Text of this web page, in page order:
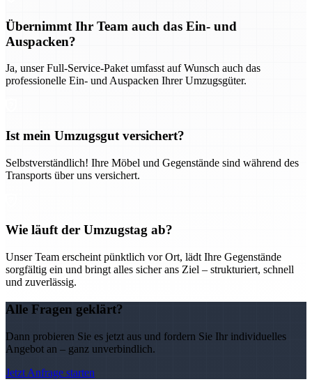
Übernimmt Ihr Team auch das Ein- und
Auspacken?
Ja, unser Full-Service-Paket umfasst auf Wunsch auch das
professionelle Ein- und Auspacken Ihrer Umzugsgüter.
Ist mein Umzugsgut versichert?
Selbstverständlich! Ihre Möbel und Gegenstände sind während des
Transports über uns versichert.
Wie läuft der Umzugstag ab?
Unser Team erscheint pünktlich vor Ort, lädt Ihre Gegenstände
sorgfältig ein und bringt alles sicher ans Ziel – strukturiert, schnell
und zuverlässig.
Alle Fragen geklärt?
Dann probieren Sie es jetzt aus und fordern Sie Ihr individuelles
Angebot an – ganz unverbindlich.
Jetzt Anfrage starten